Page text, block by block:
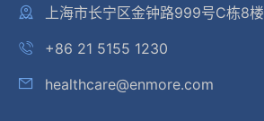
上海市长宁区金钟路999号C栋8楼
+86 21 5155 1230
healthcare@enmore.com